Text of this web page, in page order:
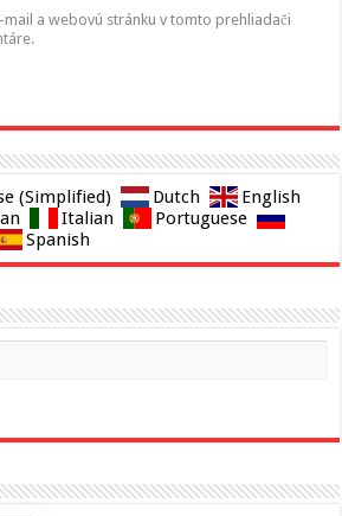
a webovú stránku v tomto prehliadači
(Simplified) Dutch
English
Italian
Portuguese
Spanish